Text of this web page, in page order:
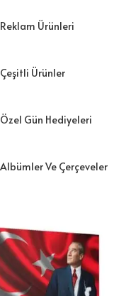
Reklam Ürünleri
Çeşitli Ürünler
Özel Gün Hediyeleri
Albümler Ve Çerçeveler